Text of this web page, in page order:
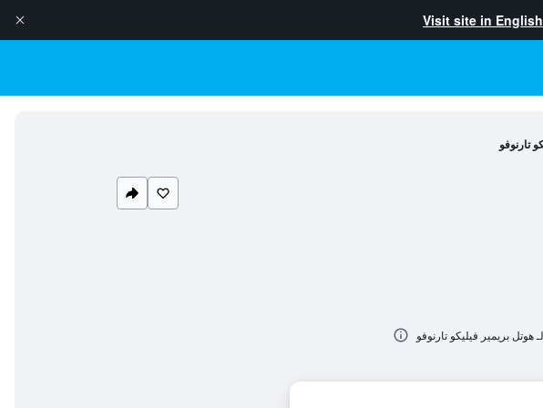
Visit site in English
تارنوفو
هوتل بريمير فيليكو تارنوفو